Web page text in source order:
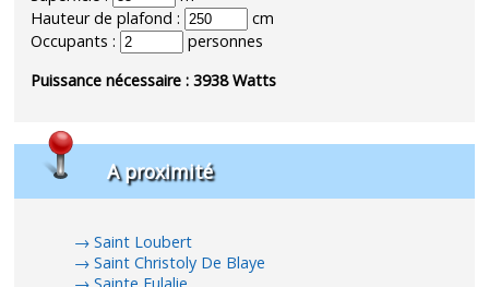
Hauteur de plafond :
cm
Occupants :
personnes
Puissance nécessaire :3938Watts
A proximité
Saint Loubert
Saint Christoly De Blaye
Sainte Eulalie